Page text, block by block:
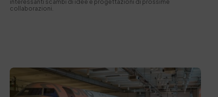
interessanti scambi di idee e progettazioni di prossime
collaborazioni.